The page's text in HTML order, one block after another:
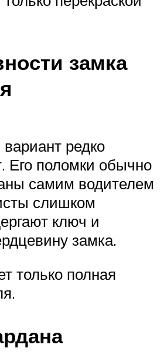
замка
редко
Его поломки обычно
самим водителем
слишком
ключ и
замка.
только полная